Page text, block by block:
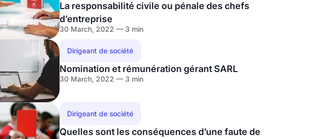
La responsabilité civile ou pénale des chefs
d’entreprise
30 March, 2022 — 3 min
Dirigeant de société
Nomination et rémunération gérant SARL
30 March, 2022 — 3 min
Dirigeant de société
Quelles sont les conséquences d’une faute de